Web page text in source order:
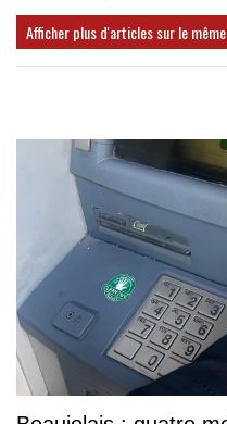
Afficher plus d'articles sur le